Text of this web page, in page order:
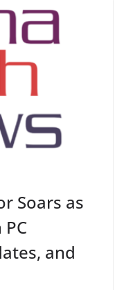
Soars as
and